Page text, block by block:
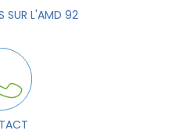
SUR L'AMD 92